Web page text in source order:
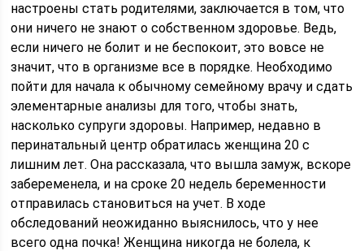
настроены стать родителями, заключается в том, что
они ничего не знают о собственном здоровье. Ведь,
если ничего не болит и не беспокоит, это вовсе не
значит, что в организме все в порядке. Необходимо
пойти для начала к обычному семейному врачу и сдать
элементарные анализы для того, чтобы знать,
насколько супруги здоровы. Например, недавно в
перинатальный центр обратилась женщина 20 с
лишним лет. Она рассказала, что вышла замуж, вскоре
забеременела, и на сроке 20 недель беременности
отправилась становиться на учет. В ходе
обследований неожиданно выяснилось, что у нее
всего одна почка! Женщина никогда не болела, к